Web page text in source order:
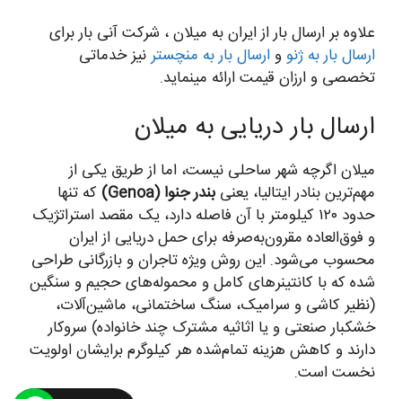
علاوه بر ارسال بار از ایران به میلان ، شرکت آنی بار برای
ارسال بار به ژنووارسال بار به منچسترنیز خدماتی
تخصصی و ارزان قیمت ارائه مینماید.
ارسال بار دریایی به میلان
میلان اگرچه شهر ساحلی نیست، اما از طریق یکی از
مهم‌ترین بنادر ایتالیا، یعنی بندر جنوا (Genoa)
که تنها
حدود ۱۲۰ کیلومتر با آن فاصله دارد، یک مقصد استراتژیک
و فوق‌العاده مقرون‌به‌صرفه برای حمل دریایی از ایران
محسوب می‌شود. این روش ویژه تاجران و بازرگانی طراحی
شده که با کانتینرهای کامل و محموله‌های حجیم و سنگین
(نظیر کاشی و سرامیک، سنگ ساختمانی، ماشین‌آلات،
خشکبار صنعتی و یا اثاثیه مشترک چند خانواده) سروکار
دارند و کاهش هزینه تمام‌شده هر کیلوگرم برایشان اولویت
نخست است.